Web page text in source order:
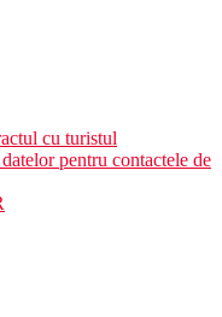
cu turistul
pentru contactele de